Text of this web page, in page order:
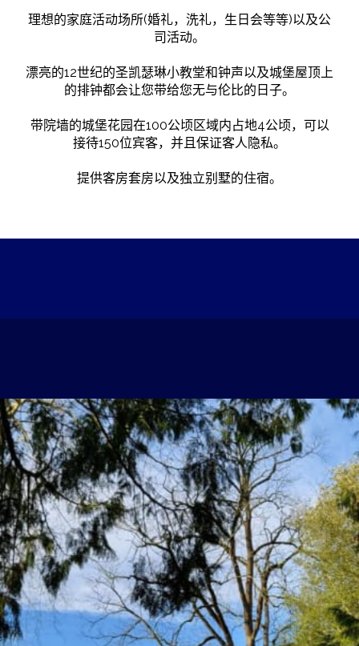
理想的家庭活动场所(婚礼，洗礼，生日会等等)以及公
司活动。
漂亮的12世纪的圣凯瑟琳小教堂和钟声以及城堡屋顶上
的排钟都会让您带给您无与伦比的日子。
带院墙的城堡花园在100公顷区域内占地4公顷，可以
接待150位宾客，并且保证客人隐私。
提供客房套房以及独立别墅的住宿。